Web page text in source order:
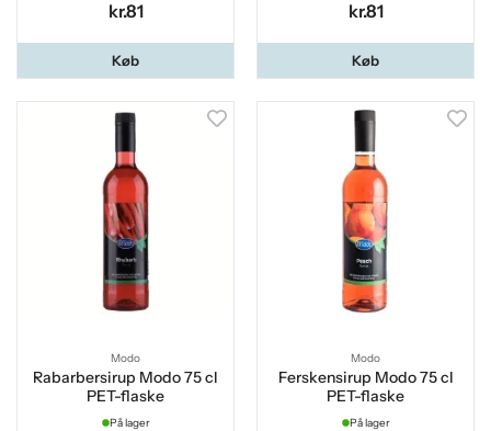
kr.81
Køb
kr.81
Køb
Modo
Rabarbersirup Modo 75 cl
PET-flaske
På lager
Modo
Ferskensirup Modo 75 cl
PET-flaske
På lager